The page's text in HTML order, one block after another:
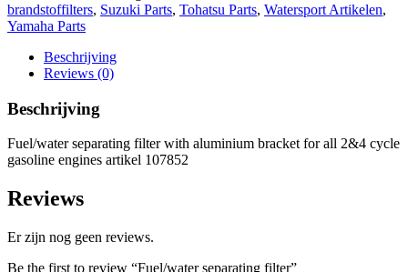
brandstoffilters, Suzuki Parts, Tohatsu Parts, Watersport Artikelen,
Yamaha Parts
Beschrijving
Reviews (0)
Beschrijving
Fuel/water separating filter with aluminium bracket for all 2&4 cycle
gasoline engines artikel 107852
Reviews
Er zijn nog geen reviews.
Be the first to review “Fuel/water separating filter”